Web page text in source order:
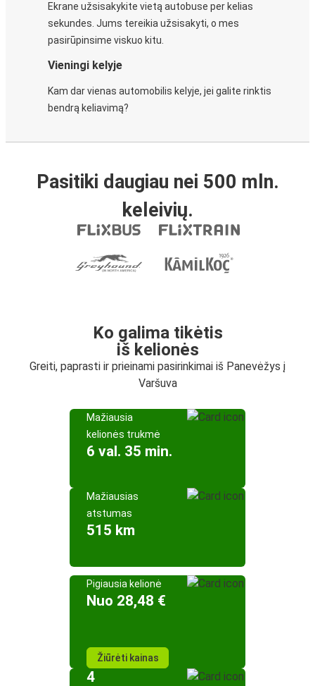
Ekrane užsisakykite vietą autobuse per kelias
sekundes. Jums tereikia užsisakyti, o mes
pasirūpinsime viskuo kitu.
Vieningi kelyje
Kam dar vienas automobilis kelyje, jei galite rinktis
bendrą keliavimą?
Pasitiki daugiau nei 500 mln.
keleivių.
Ko galima tikėtis
iš kelionės
Greiti, paprasti ir prieinami pasirinkimai iš Panevėžys į
Varšuva
Mažiausia
kelionės trukmė
6 val. 35 min.
Mažiausias
atstumas
515 km
Pigiausia kelionė
Nuo 28,48 €
Žiūrėti kainas
4